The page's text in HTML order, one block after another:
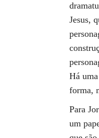
Jesus,
Há
forma,
Para
um